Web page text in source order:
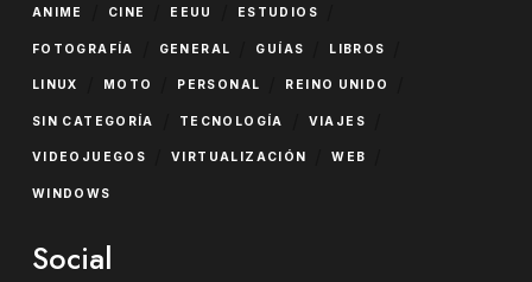
ANIME CINE EEUU ESTUDIOS
FOTOGRAFÍA GENERAL GUÍAS LIBROS
LINUX MOTO PERSONAL REINO UNIDO
SIN CATEGORÍA TECNOLOGÍA VIAJES
VIDEOJUEGOS VIRTUALIZACIÓN WEB
WINDOWS
Social